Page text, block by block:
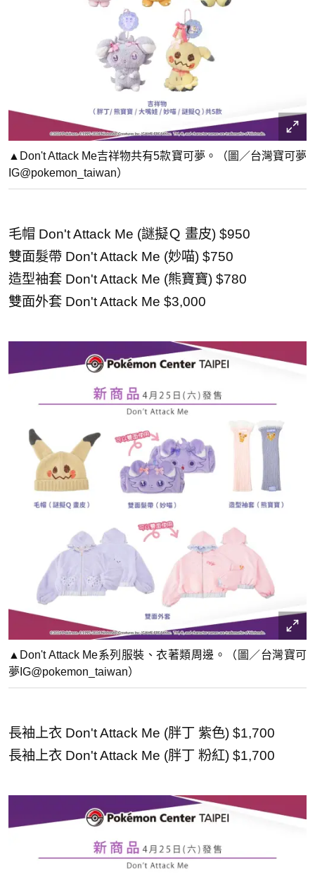
▲Don't Attack Me吉祥物共有5款寶可夢。（圖／台灣寶可夢
IG@pokemon_taiwan）
毛帽 Don't Attack Me (謎擬Ｑ 畫皮) $950
雙面髮帶 Don't Attack Me (妙喵) $750
造型袖套 Don't Attack Me (熊寶寶) $780
雙面外套 Don't Attack Me $3,000
▲Don't Attack Me系列服裝、衣著類周邊。（圖／台灣寶可
夢IG@pokemon_taiwan）
長袖上衣 Don't Attack Me (胖丁 紫色) $1,700
長袖上衣 Don't Attack Me (胖丁 粉紅) $1,700